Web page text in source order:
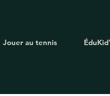
Jouer au tennis